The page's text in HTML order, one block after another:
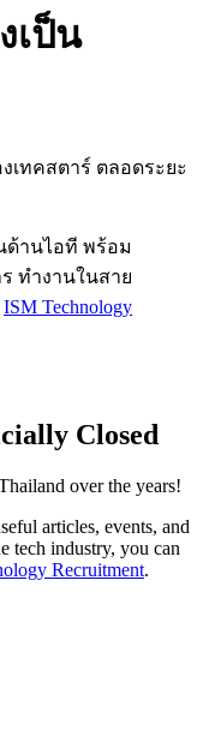
เป็น
ทคสตาร์ ตลอดระยะ
ด้านไอที พร้อม
ทำงานในสาย
ISM Technology
Closed
over the years!
articles, events, and
tech industry, you can
Recruitment.